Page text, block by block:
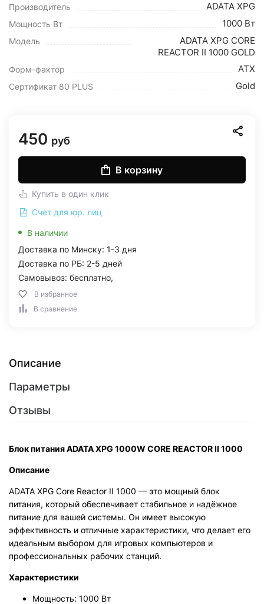
Производитель ADATA XPG
Мощность Вт 1000 Вт
Модель
ADATA XPG CORE
REACTOR II 1000 GOLD
Форм-фактор ATX
Сертификат 80 PLUS Gold
450 руб
В корзину
Купить в один клик
Счет для юр. лиц
В наличии
Доставка по Минску: 1-3 дня
Доставка по РБ: 2-5 дней
Самовывоз: бесплатно,
В избранное
В сравнение
Описание
Параметры
Отзывы
Блок питания ADATA XPG 1000W CORE REACTOR II 1000
Описание
ADATA XPG Core Reactor II 1000 — это мощный блок
питания, который обеспечивает стабильное и надёжное
питание для вашей системы. Он имеет высокую
эффективность и отличные характеристики, что делает его
идеальным выбором для игровых компьютеров и
профессиональных рабочих станций.
Характеристики
Мощность: 1000 Вт